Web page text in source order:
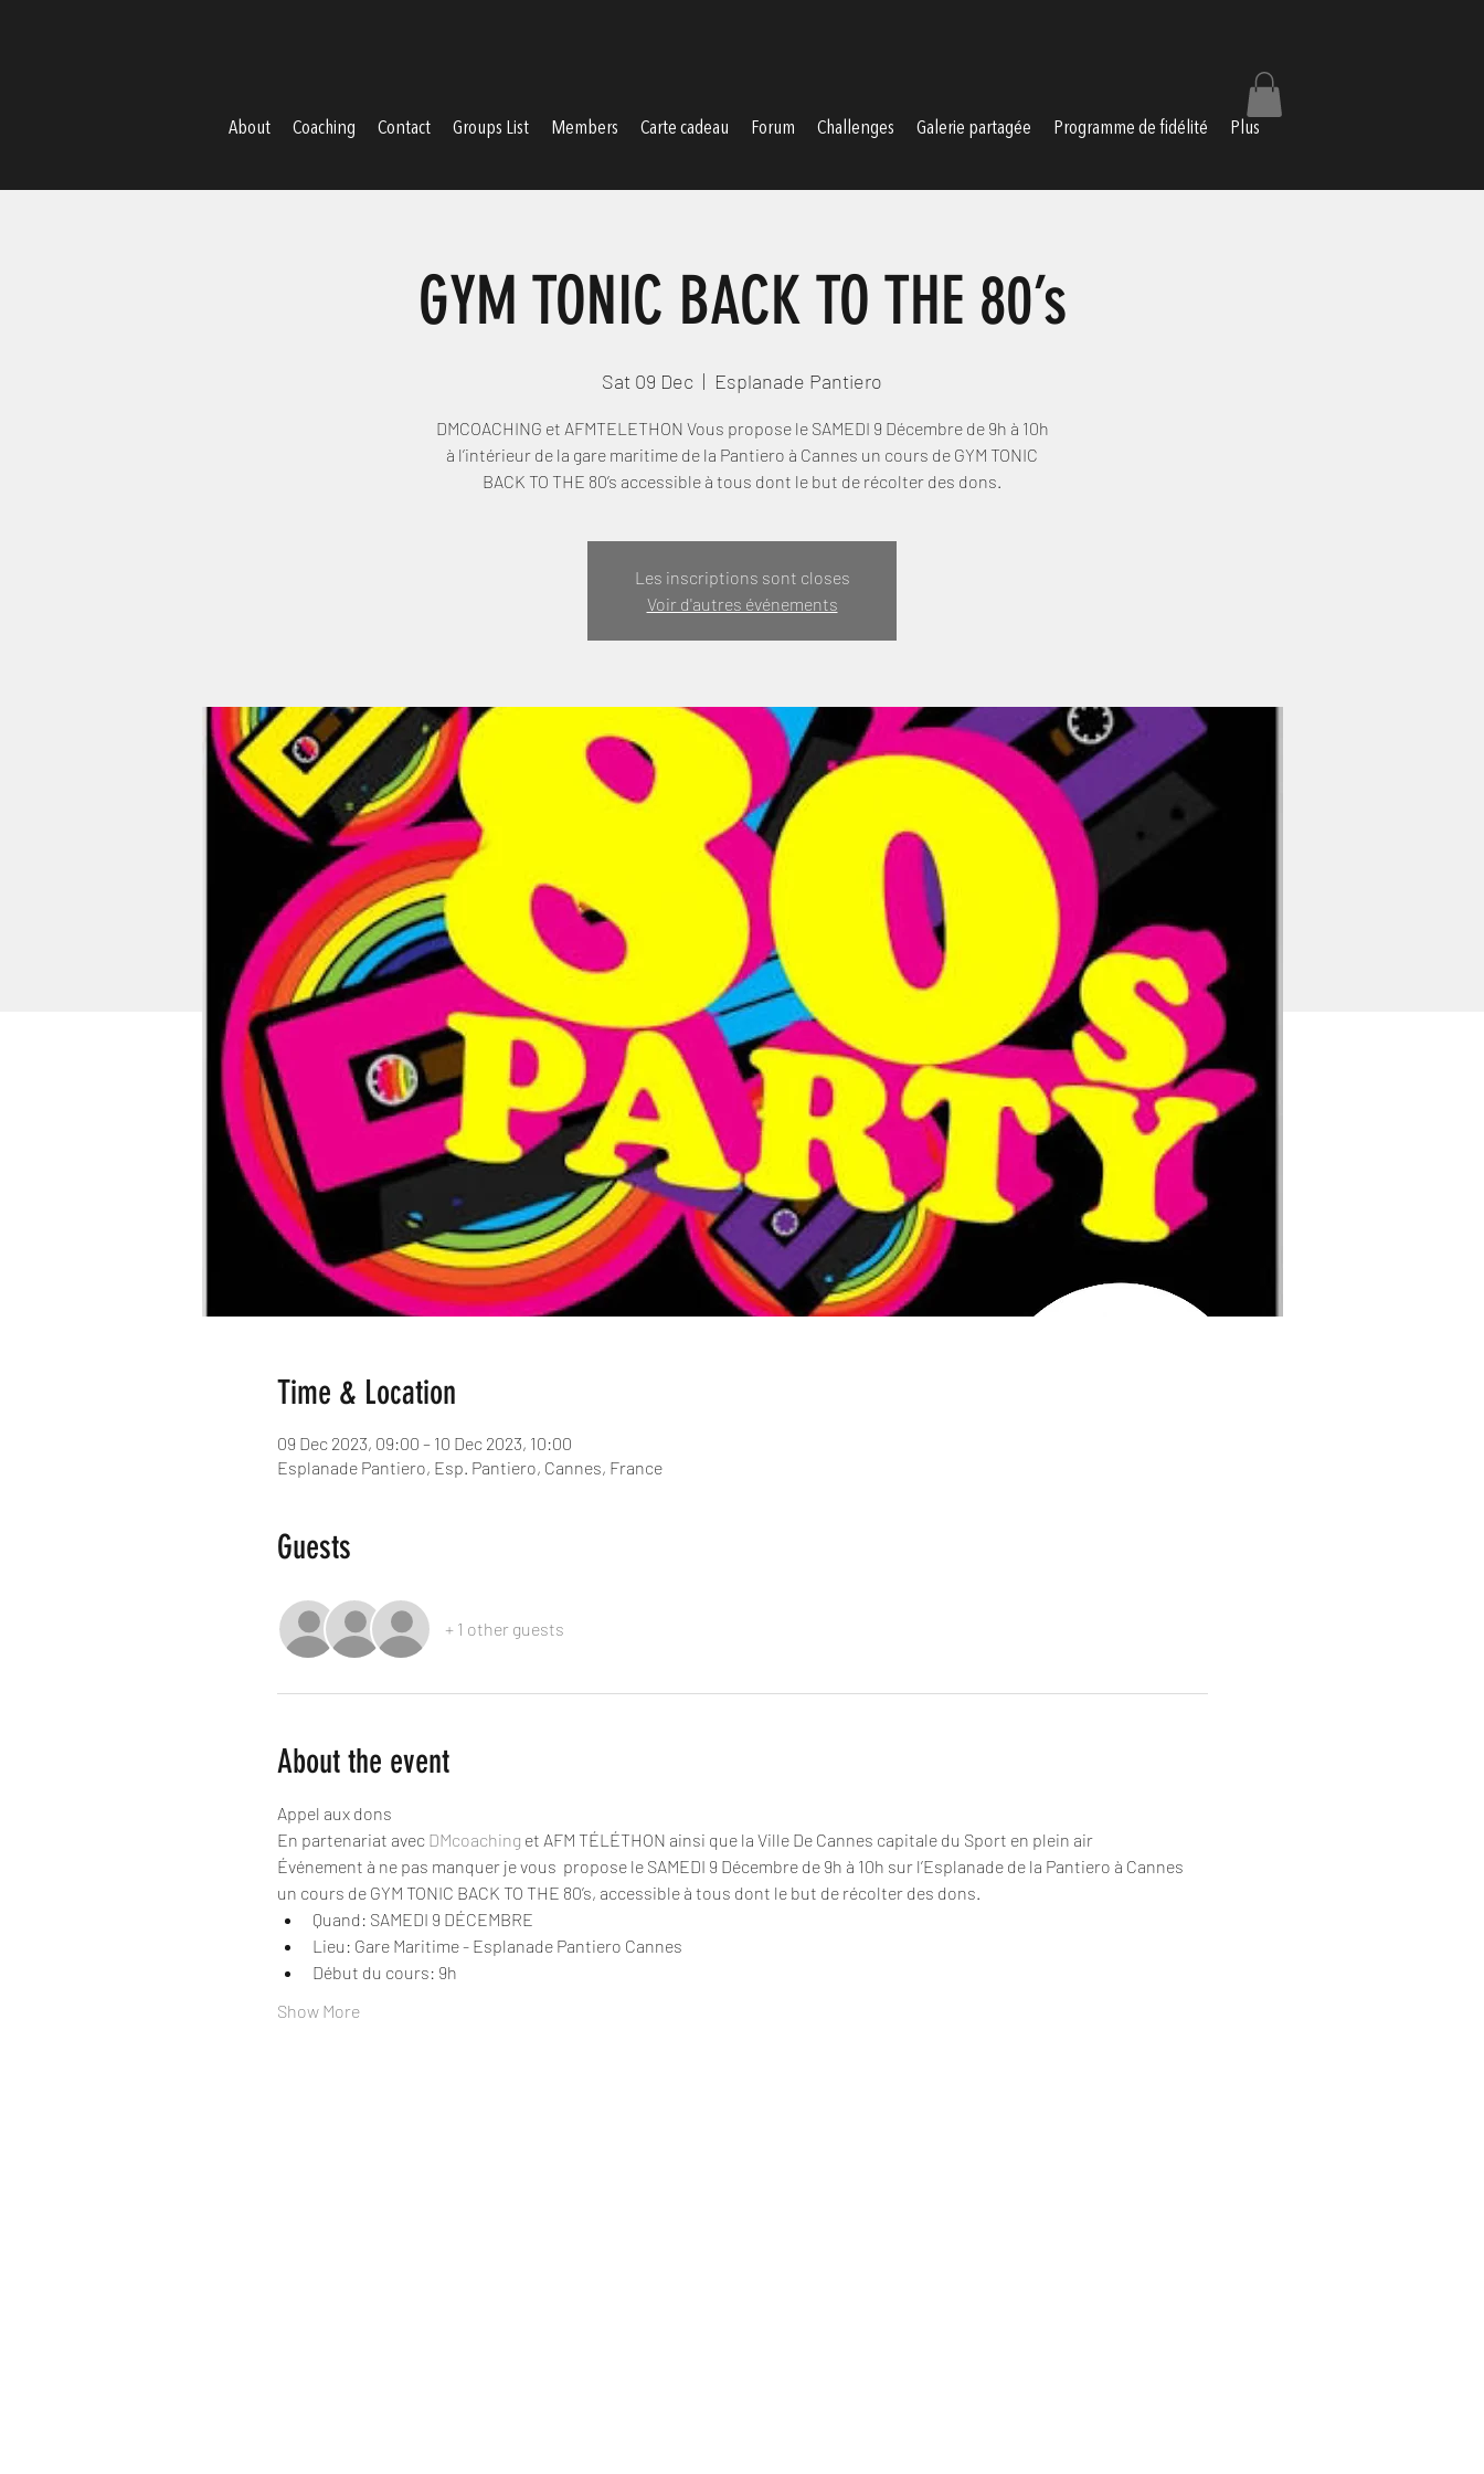
About Coaching Contact Groups List Members Carte cadeau Forum Challenges Galerie partagée Programme de fidélité Plus
GYM TONIC BACK TO THE 80’s
Sat 09 Dec
  |
Esplanade Pantiero
DMCOACHING et AFMTELETHON Vous propose le SAMEDI 9 Décembre de 9h à 10h
à l’intérieur de la gare maritime de la Pantiero à Cannes un cours de GYM TONIC
BACK TO THE 80’s accessible à tous dont le but de récolter des dons.
Les inscriptions sont closes
Voir d'autres événements
Time & Location
09 Dec 2023, 09:00 – 10 Dec 2023, 10:00
Esplanade Pantiero, Esp. Pantiero, Cannes, France
Guests
+ 1 other guests
About the event
Appel aux dons
En partenariat avec DMcoaching et AFM TÉLÉTHON ainsi que la Ville De Cannes capitale du Sport en plein air
Événement à ne pas manquer je vous  propose le SAMEDI 9 Décembre de 9h à 10h sur l’Esplanade de la Pantiero à Cannes
un cours de GYM TONIC BACK TO THE 80’s, accessible à tous dont le but de récolter des dons.
Quand: SAMEDI 9 DÉCEMBRE
Lieu: Gare Maritime - Esplanade Pantiero Cannes
Début du cours: 9h
Show More